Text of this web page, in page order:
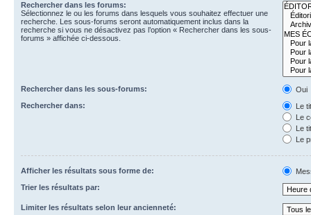
Rechercher dans les forums:
Sélectionnez le ou les forums dans lesquels vous souhaitez effectuer une
recherche. Les sous-forums seront automatiquement inclus dans la
recherche si vous ne désactivez pas l’option « Rechercher dans les sous-
forums » affichée ci-dessous.
Rechercher dans les sous-forums:
Oui
Rechercher dans:
Le
Le
Le
Le
Afficher les résultats sous forme de:
Trier les résultats par:
Limiter les résultats selon leur ancienneté: